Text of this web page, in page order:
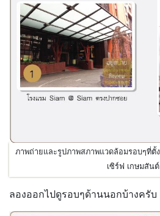
ภาพถ่ายและรูปภาพสภาพแวดล้อมรอบๆที่ตั้
เซิร์ฟ เกษมสัน
ลองออกไปดูรอบๆด้านนอกบ้างครับ